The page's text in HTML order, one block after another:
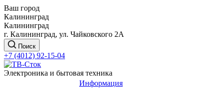
Ваш город
Калининград
Калининград
г. Калининград, ул. Чайковского 2А
Поиск
+7 (4012) 92-15-04
Электроника и бытовая техника
Информация